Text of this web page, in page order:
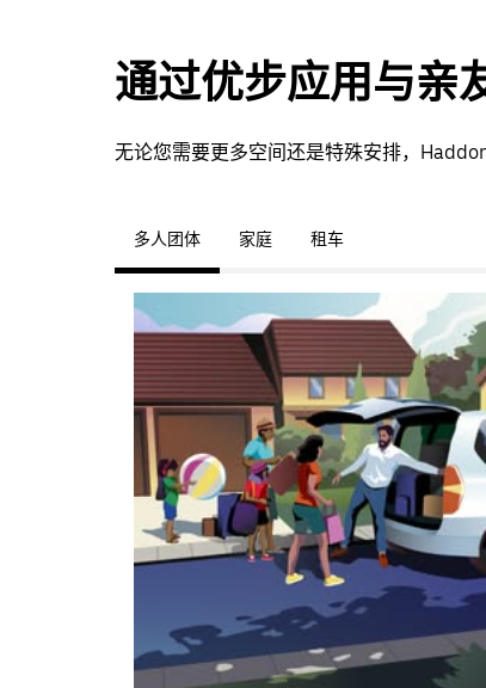
通过优步应用与亲
无论您需要更多空间还是特殊安排，
多人团体 家庭 租车